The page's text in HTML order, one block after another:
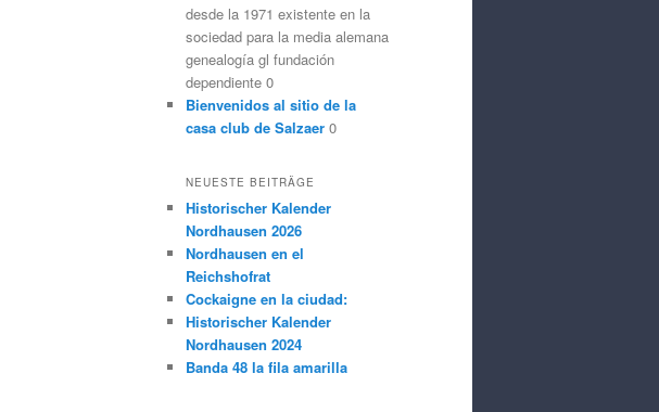
desde la 1971 existente en la
sociedad para la media alemana
genealogía gl fundación
dependiente 0
Bienvenidos al sitio de la
casa club de Salzaer 0
NEUESTE BEITRÄGE
Historischer Kalender
Nordhausen 2026
Nordhausen en el
Reichshofrat
Cockaigne en la ciudad:
Historischer Kalender
Nordhausen 2024
Banda 48 la fila amarilla